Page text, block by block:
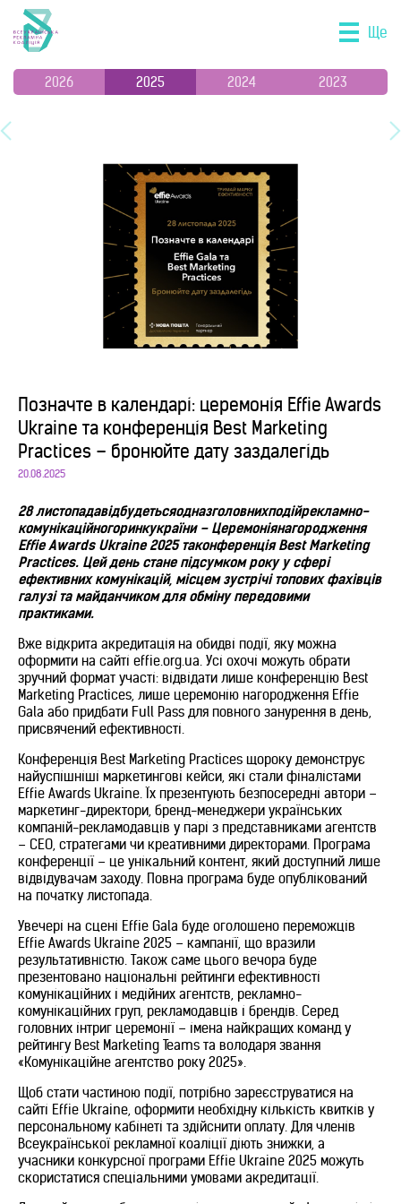
Ще
2026 2025 2024 2023
Позначте в календарі: церемонія Effie Awards
Ukraine та конференція Best Marketing
Practices – бронюйте дату заздалегідь
20.08.2025
28листопадавідбудетьсяодназголовнихподійрекламно-
комунікаційногоринкукраїни– Церемоніянагородження
Effie Awards Ukraine 2025 таконференціяBest Marketing
Practices. Цей день стане підсумком року у сфері
ефективних комунікацій, місцем зустрічі топових фахівців
галузі та майданчиком для обміну передовими
практиками.
Вже відкрита акредитація на обидві події, яку можна
оформити на сайті effie.org.ua. Усі охочі можуть обрати
зручний формат участі: відвідати лише конференцію Best
Marketing Practices, лише церемонію нагородження Effie
Gala або придбати Full Pass для повного занурення в день,
присвячений ефективності.
Конференція Best Marketing Practices щороку демонструє
найуспішніші маркетингові кейси, які стали фіналістами
Effie Awards Ukraine. Їх презентують безпосередні автори –
маркетинг-директори, бренд-менеджери українських
компаній-рекламодавців у парі з представниками агентств
– CEO, стратегами чи креативними директорами. Програма
конференції – це унікальний контент, який доступний лише
відвідувачам заходу. Повна програма буде опублікований
на початку листопада.
Увечері на сцені Effie Gala буде оголошено переможців
Effie Awards Ukraine 2025 – кампанії, що вразили
результативністю. Також саме цього вечора буде
презентовано національні рейтинги ефективності
комунікаційних і медійних агентств, рекламно-
комунікаційних груп, рекламодавців і брендів. Серед
головних інтриг церемонії – імена найкращих команд у
рейтингу Best Marketing Teams та володаря звання
«Комунікаційне агентство року 2025».
Щоб стати частиною події, потрібно зареєструватися на
сайті Effie Ukraine, оформити необхідну кількість квитків у
персональному кабінеті та здійснити оплату. Для членів
Всеукраїнської рекламної коаліції діють знижки, а
учасники конкурсної програми Effie Ukraine 2025 можуть
скористатися спеціальними умовами акредитації.